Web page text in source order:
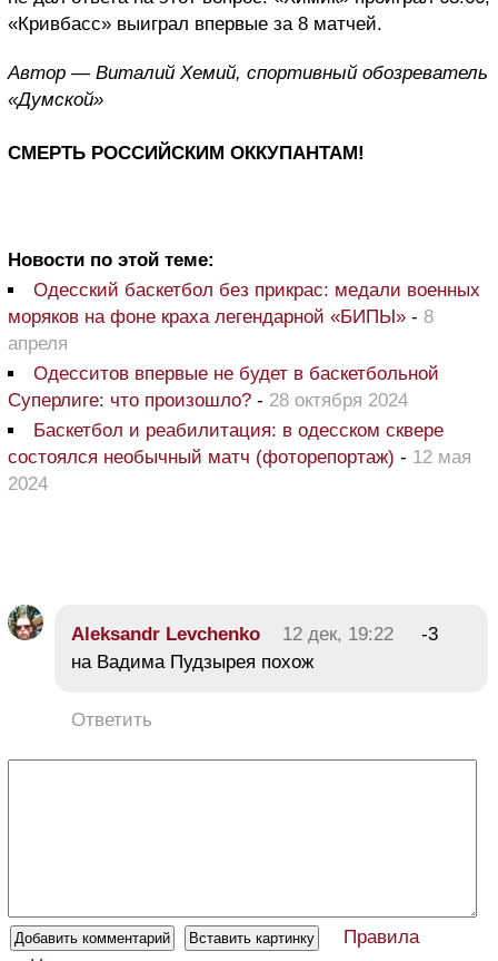
«Кривбасс» выиграл впервые за 8 матчей.
Автор — Виталий Хемий, спортивный обозреватель
«Думской»
СМЕРТЬ РОССИЙСКИМ ОККУПАНТАМ!
Новости по этой теме:
Одесский баскетбол без прикрас: медали военных
моряков на фоне краха легендарной «БИПЫ» - 8
апреля
Одесситов впервые не будет в баскетбольной
Суперлиге: что произошло? - 28 октября 2024
Баскетбол и реабилитация: в одесском сквере
состоялся необычный матч (фоторепортаж) - 12 мая
2024
Aleksandr Levchenko 12 дек, 19:22
-3
на Вадима Пудзырея похож
Ответить
Правила